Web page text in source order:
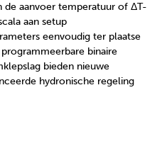
de aanvoer temperatuur of ΔT-
aan setup
eenvoudig ter plaatse
binaire
bieden nieuwe
hydronische regeling